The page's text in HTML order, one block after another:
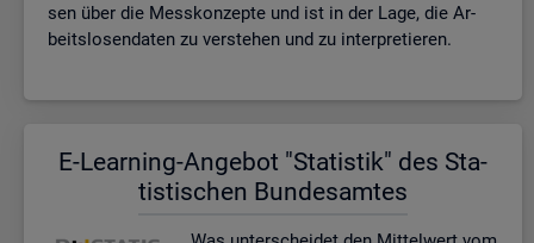
sen über die Mess­kon­zep­te und ist in der Lage, die Ar­
beits­lo­sen­da­ten zu ver­ste­hen und zu in­ter­pre­tie­ren.
E-Lear­ning-An­ge­bot "Sta­tis­tik" des Sta­
tis­ti­schen Bun­des­am­tes